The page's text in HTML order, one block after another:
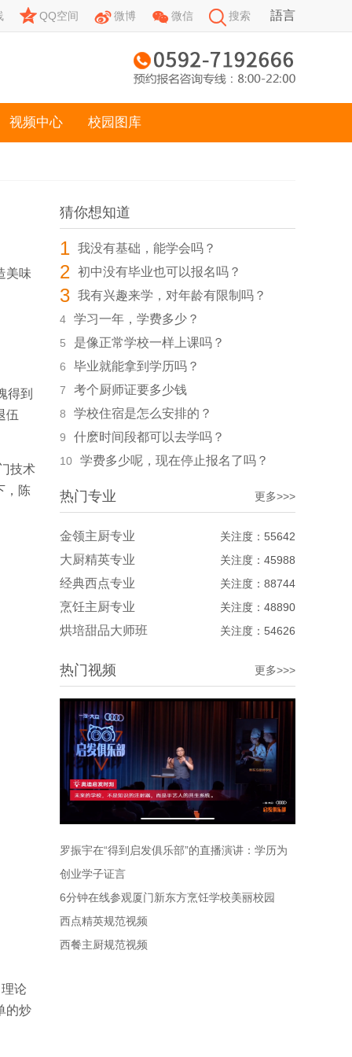
QQ空间 微博  微信  搜索 語言
视频中心 校园图库
美味
得到
伍
技术
，陈
论
的炒
猜你想知道
1 我没有基础，能学会吗？
2 初中没有毕业也可以报名吗？
3 我有兴趣来学，对年龄有限制吗？
4 学习一年，学费多少？
5 是像正常学校一样上课吗？
6 毕业就能拿到学历吗？
7 考个厨师证要多少钱
8 学校住宿是怎么安排的？
9 什麽时间段都可以去学吗？
10 学费多少呢，现在停止报名了吗？
热门专业 更多>>>
金领主厨专业 关注度：55642
大厨精英专业 关注度：45988
经典西点专业 关注度：88744
烹饪主厨专业 关注度：48890
烘培甜品大师班 关注度：54626
热门视频 更多>>>
罗振宇在“得到启发俱乐部”的直播演讲：学历为
什么会贬值
创业学子证言
6分钟在线参观厦门新东方烹饪学校美丽校园
西点精英规范视频
西餐主厨规范视频